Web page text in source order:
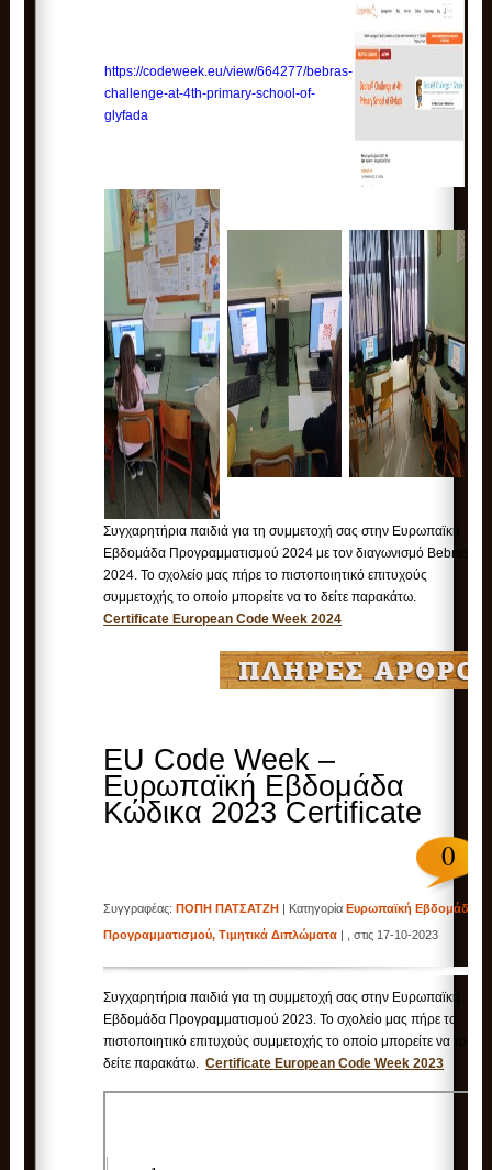
https://codeweek.eu/view/664277/bebras-
challenge-at-4th-primary-school-of-
glyfada
Συγχαρητήρια παιδιά για τη συμμετοχή σας στην Ευρωπαϊκή
Εβδομάδα Προγραμματισμού 2024 με τον διαγωνισμό Bebras
2024. Το σχολείο μας πήρε το πιστοποιητικό επιτυχούς
συμμετοχής το οποίο μπορείτε να το δείτε παρακάτω.
Certificate European Code Week 2024
EU Code Week –
Ευρωπαϊκή Εβδομάδα
Κώδικα 2023 Certificate
0
Συγγραφέας:ΠΟΠΗ ΠΑΤΣΑΤΖΗ | ΚατηγορίαΕυρωπαϊκή Εβδομάδα
Προγραμματισμού,Τιμητικά Διπλώματα | , στις 17-10-2023
Συγχαρητήρια παιδιά για τη συμμετοχή σας στην Ευρωπαϊκή
Εβδομάδα Προγραμματισμού 2023. Το σχολείο μας πήρε το
πιστοποιητικό επιτυχούς συμμετοχής το οποίο μπορείτε να το
δείτε παρακάτω.Certificate European Code Week 2023